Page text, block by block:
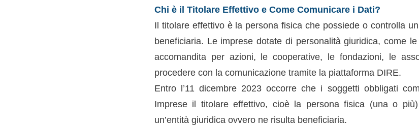
Chi è il Titolare Effettivo e Come Comunicare i Dati?
Il titolare effettivo è la persona fisica che possiede o controlla
beneficiaria. Le imprese dotate di personalità giuridica, come
accomandita per azioni, le cooperative, le fondazioni, le
procedere con la comunicazione tramite la piattaforma DIRE.
Entro l’11 dicembre 2023 occorre che i soggetti obbligati
Imprese il titolare effettivo, cioè la persona fisica (una o
un’entità giuridica ovvero ne risulta beneficiaria.